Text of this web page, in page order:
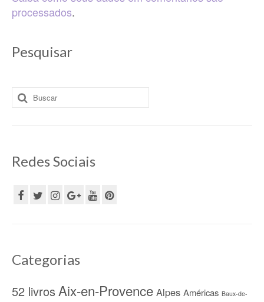
processados.
Pesquisar
Buscar
por:
Redes Sociais
Categorias
52 livros Aix-en-Provence Alpes Américas Baux-de-